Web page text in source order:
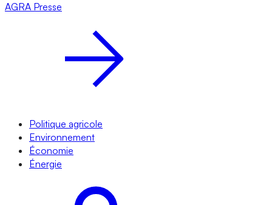
AGRA Presse
Politique agricole
Environnement
Économie
Énergie